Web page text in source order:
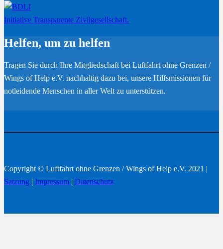
Initiative Transparente Zivilgesellschaft.
Helfen, um zu helfen
Tragen Sie durch Ihre Mitgliedschaft bei Luftfahrt ohne Grenzen /
Wings of Help e.V. nachhaltig dazu bei, unsere Hilfsmissionen für
notleidende Menschen in aller Welt zu unterstützen.
Copyright © Luftfahrt ohne Grenzen / Wings of Help e.V. 2021 |
Satzung | Impressum | Datenschutz